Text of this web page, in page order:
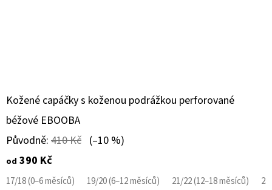
Kožené capáčky s koženou podrážkou perforované
béžové EBOOBA
Původně: 410 Kč (–10 %)
od 390 Kč
17/18 (0–6 měsíců) 19/20 (6–12 měsíců) 21/22 (12–18 měsíců)